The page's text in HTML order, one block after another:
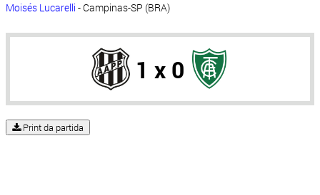
Moisés Lucarelli - Campinas-SP (BRA)
1 x 0
Print da partida